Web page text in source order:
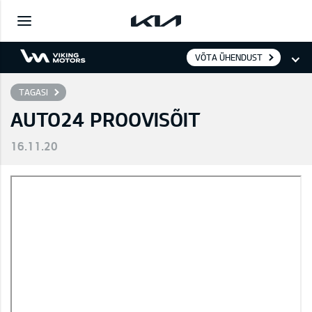
VÕTA ÜHENDUST
TAGASI
AUTO24 PROOVISÕIT
16.11.20